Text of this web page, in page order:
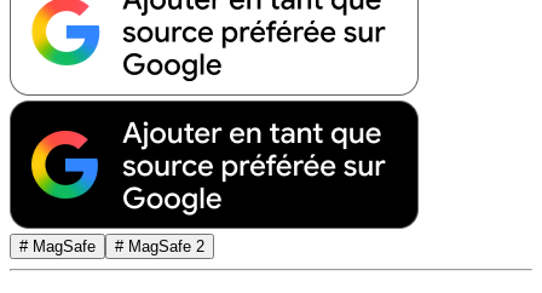
# MagSafe # MagSafe 2